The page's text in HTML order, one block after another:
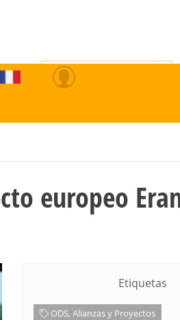
europeo
Etiquetas
ODS, Alianzas y Proyectos